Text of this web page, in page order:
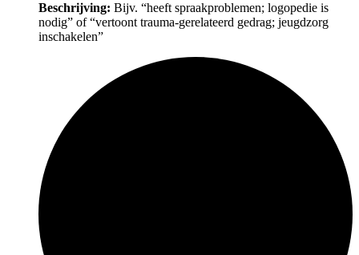
Beschrijving: Bijv. “heeft spraakproblemen; logopedie is
nodig” of “vertoont trauma-gerelateerd gedrag; jeugdzorg
inschakelen”